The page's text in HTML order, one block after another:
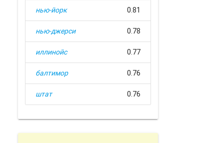
нью-йорк 0.81
нью-джерси 0.78
иллинойс 0.77
балтимор 0.76
штат 0.76